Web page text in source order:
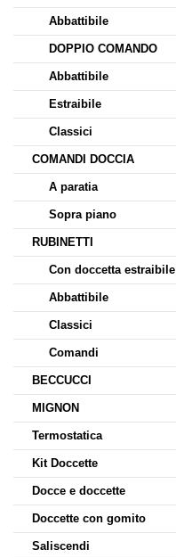
Abbattibile
DOPPIO COMANDO
Abbattibile
Estraibile
Classici
COMANDI DOCCIA
A paratia
Sopra piano
RUBINETTI
Con doccetta estraibile
Abbattibile
Classici
Comandi
BECCUCCI
MIGNON
Termostatica
Kit Doccette
Docce e doccette
Doccette con gomito
Saliscendi